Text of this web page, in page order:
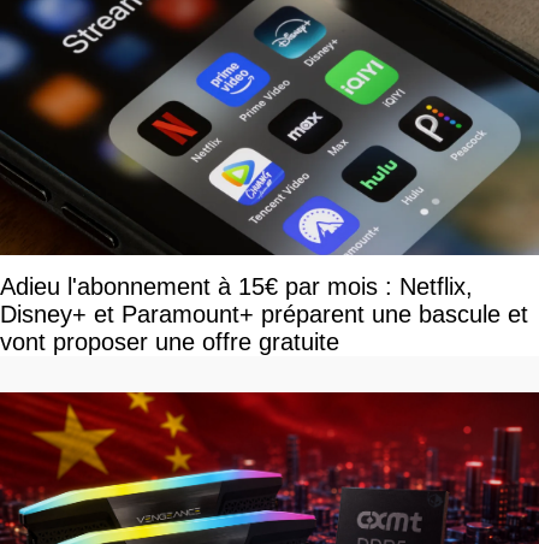
Adieu l'abonnement à 15€ par mois : Netflix,
Disney+ et Paramount+ préparent une bascule et
vont proposer une offre gratuite